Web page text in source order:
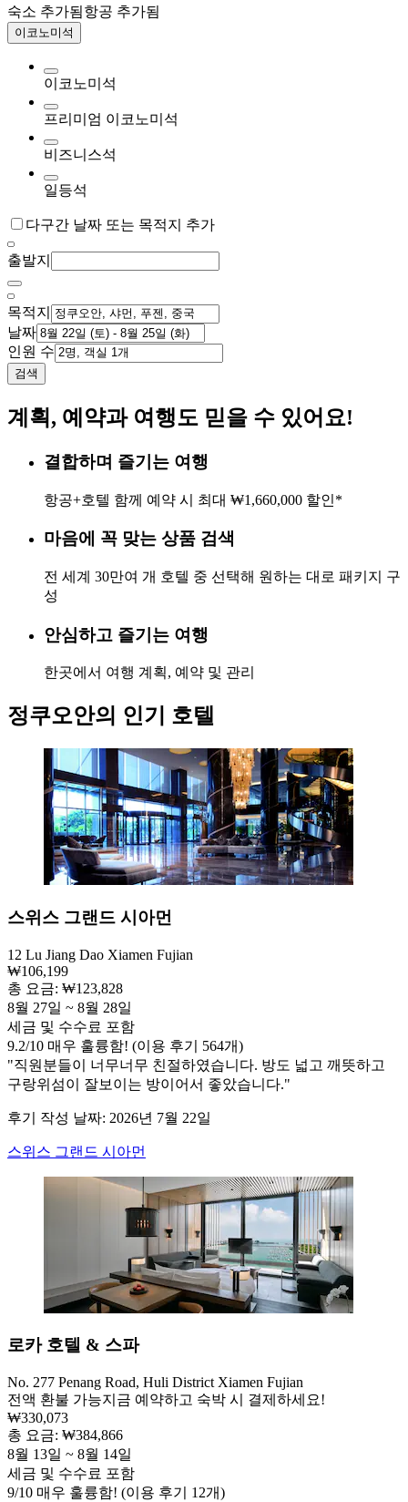
숙소 추가됨항공 추가됨
이코노미석
이코노미석
프리미엄 이코노미석
비즈니스석
일등석
다구간 날짜 또는 목적지 추가
출발지
목적지
날짜
인원 수
검색
계획, 예약과 여행도 믿을 수 있어요!
결합하며 즐기는 여행
항공+호텔 함께 예약 시 최대 ₩1,660,000 할인*
마음에 꼭 맞는 상품 검색
전 세계 30만여 개 호텔 중 선택해 원하는 대로 패키지 구
성
안심하고 즐기는 여행
한곳에서 여행 계획, 예약 및 관리
정쿠오안의 인기 호텔
스위스 그랜드 시아먼
12 Lu Jiang Dao Xiamen Fujian
₩106,199
총 요금: ₩123,828
8월 27일 ~ 8월 28일
세금 및 수수료 포함
9.2/10 매우 훌륭함! (이용 후기 564개)
"직원분들이 너무너무 친절하였습니다. 방도 넓고 깨뜻하고
구랑위섬이 잘보이는 방이어서 좋았습니다."
후기 작성 날짜: 2026년 7월 22일
스위스 그랜드 시아먼
로카 호텔 & 스파
No. 277 Penang Road, Huli District Xiamen Fujian
전액 환불 가능지금 예약하고 숙박 시 결제하세요!
₩330,073
총 요금: ₩384,866
8월 13일 ~ 8월 14일
세금 및 수수료 포함
9/10 매우 훌륭함! (이용 후기 12개)